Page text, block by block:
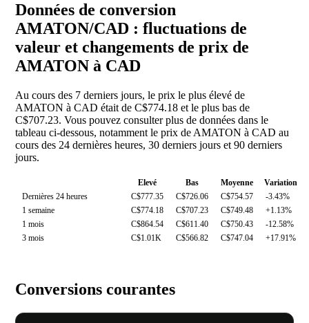
Données de conversion
AMATON/CAD : fluctuations de
valeur et changements de prix de
AMATON à CAD
Au cours des 7 derniers jours, le prix le plus élevé de
AMATON à CAD était de C$774.18 et le plus bas de
C$707.23. Vous pouvez consulter plus de données dans le
tableau ci-dessous, notamment le prix de AMATON à CAD au
cours des 24 dernières heures, 30 derniers jours et 90 derniers
jours.
Elevé Bas Moyenne
Variation
Dernières 24 heures
C$777.35 C$726.06 C$754.57
-3.43%
1 semaine
C$774.18 C$707.23 C$749.48
+1.13%
1 mois
C$864.54 C$611.40 C$750.43
-12.58%
3 mois
C$1.01K C$566.82 C$747.04 +17.91%
Conversions courantes